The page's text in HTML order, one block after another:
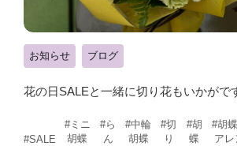
お知らせ ブログ
花の日SALEと一緒に切り花もいかがで
#SALE
#ミニ
胡蝶
#ら
ん
#中輪
胡蝶
#切
り
#胡
蝶
#胡
アレ